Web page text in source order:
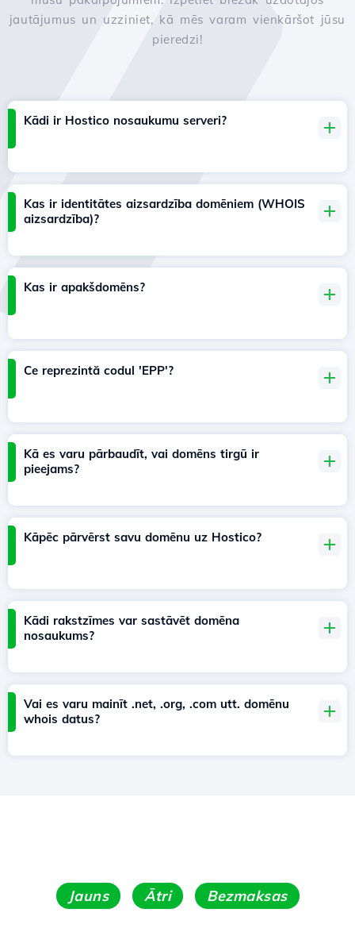
jautājumus un uzziniet, kā mēs varam vienkāršot jūsu
pieredzi!
Kādi ir Hostico nosaukumu serveri?
Kas ir identitātes aizsardzība domēniem (WHOIS
aizsardzība)?
Kas ir apakšdomēns?
Ce reprezintă codul 'EPP'?
Kā es varu pārbaudīt, vai domēns tirgū ir
pieejams?
Kāpēc pārvērst savu domēnu uz Hostico?
Kādi rakstzīmes var sastāvēt domēna
nosaukums?
Vai es varu mainīt .net, .org, .com utt. domēnu
whois datus?
Jauns Ātri Bezmaksas